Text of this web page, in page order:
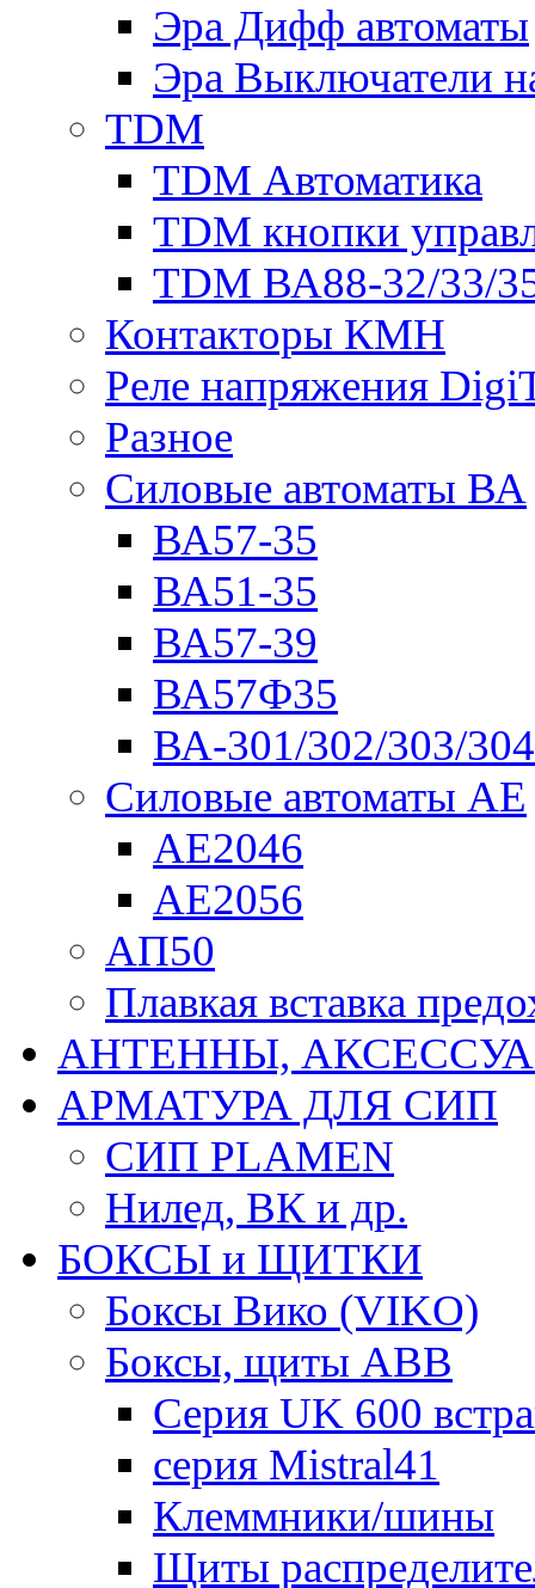
Эра Дифф автоматы
Эра Выключатели
TDM
TDM Автоматика
TDM кнопки
TDM ВА88-32/33/
Контакторы КМН
Реле напряжения
Разное
Силовые автоматы ВА
ВА57-35
ВА51-35
ВА57-39
ВА57Ф35
ВА-301/302/303/
Силовые автоматы АЕ
АЕ2046
АЕ2056
АП50
Плавкая вставка
АНТЕННЫ,
АРМАТУРА ДЛЯ СИП
СИП PLAMEN
Нилед, ВК и др.
БОКСЫ и ЩИТКИ
Боксы Вико (VIKO)
Боксы, щиты ABB
Серия UK 600
серия Mistral41
Клеммники/шины
Щиты